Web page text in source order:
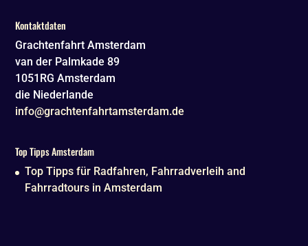
Kontaktdaten
Grachtenfahrt Amsterdam
van der Palmkade 89
1051RG Amsterdam
die Niederlande
info@grachtenfahrtamsterdam.de
Top Tipps Amsterdam
Top Tipps für Radfahren, Fahrradverleih and
Fahrradtours in Amsterdam